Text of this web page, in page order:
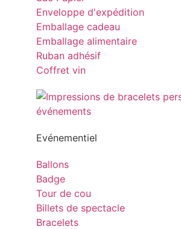
Enveloppe d'expédition
Emballage cadeau
Emballage alimentaire
Ruban adhésif
Coffret vin
Evénementiel
Ballons
Badge
Tour de cou
Billets de spectacle
Bracelets